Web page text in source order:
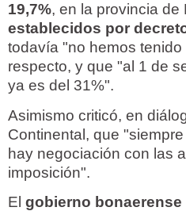
19,7%, en la provincia de
establecidos por
todavía "no hemos tenido
respecto, y que "al 1 de
ya es del 31%".
Asimismo criticó, en
Continental, que
hay negociación con las
imposición".
El gobierno bonaerense